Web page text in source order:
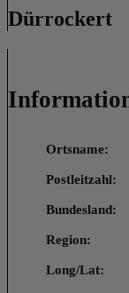
Dürrockert
Ortsname:
Postleitzahl:
Bundesland:
Region:
Long/Lat: